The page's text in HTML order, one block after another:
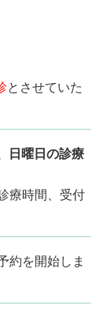
とさせていた
日曜日の診療
療時間、受付
約を開始しま